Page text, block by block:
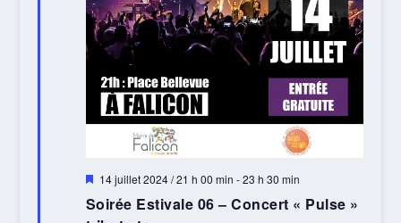
Soirée Estivale 06 – Concert « Pulse »
Mis
avant
14 juillet 2024 / 21 h 00 min -23 h 30 min